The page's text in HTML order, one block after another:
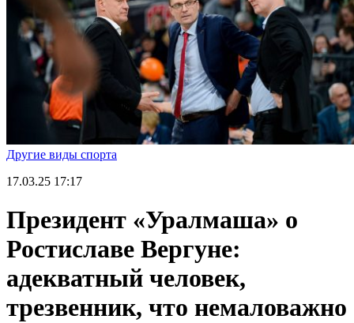
Другие виды спорта
17.03.25 17:17
Президент «Уралмаша» о
Ростиславе Вергуне:
адекватный человек,
трезвенник, что немаловажно